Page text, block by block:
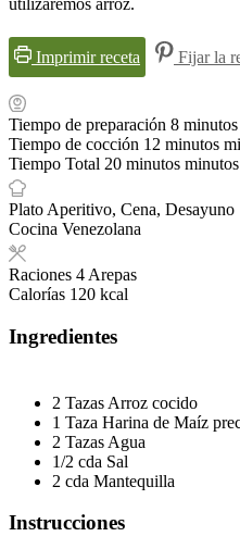
utilizaremos arroz.
Imprimir receta Fijar la
Tiempo de preparación 8 minutos
Tiempo de cocción 12 minutos
Tiempo Total 20 minutos minutos
Plato Aperitivo, Cena, Desayuno
Cocina Venezolana
Raciones 4 Arepas
Calorías 120 kcal
Ingredientes
2 Tazas Arroz cocido
1 Taza Harina de Maíz
2 Tazas Agua
1/2 cda Sal
2 cda Mantequilla
Instrucciones